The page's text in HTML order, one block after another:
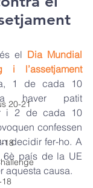
20-21
18
el Dia Mundial
l’assetjament
1 de cada 10
haver patit
i 2 de cada 10
confessen
decidir fer-ho. A
6è país de la UE
aquesta causa.